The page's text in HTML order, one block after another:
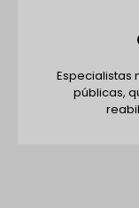
Especialistas
públicas,